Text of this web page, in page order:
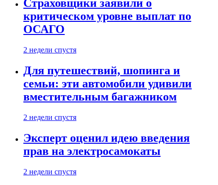
Страховщики заявили о
критическом уровне выплат по
ОСАГО
2 недели спустя
Для путешествий, шопинга и
семьи: эти автомобили удивили
вместительным багажником
2 недели спустя
Эксперт оценил идею введения
прав на электросамокаты
2 недели спустя